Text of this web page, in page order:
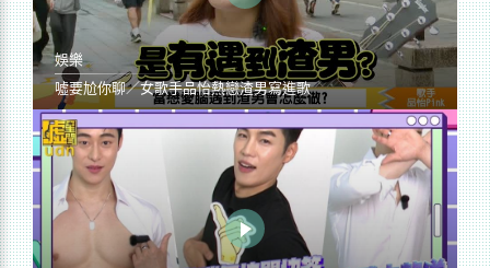
娛樂
噓要尬你聊／女歌手品怡熱戀渣男寫進歌